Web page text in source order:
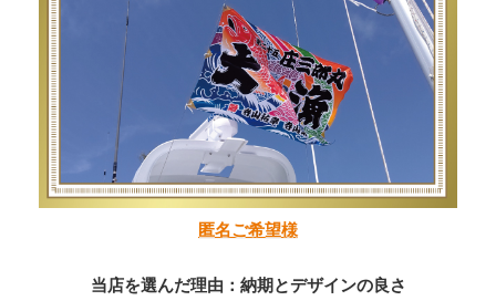
匿名ご希望様
当店を選んだ理由：納期とデザインの良さ